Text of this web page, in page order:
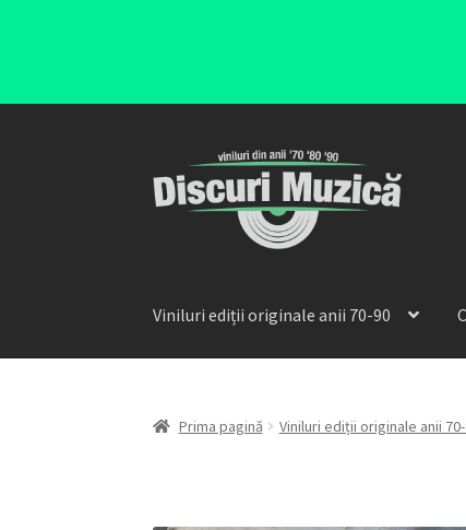
Viniluri ediții originale anii 70-90
Prima pagină Viniluri ediții originale anii